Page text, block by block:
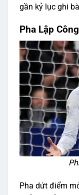
gần kỷ lục ghi
Pha Lập
Pha dứt điểm